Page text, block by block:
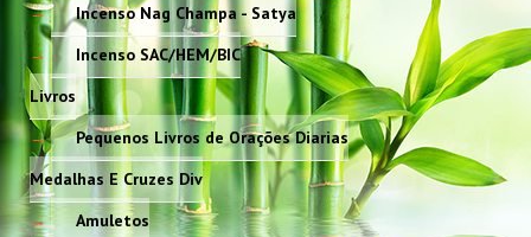
Incenso Nag Champa - Satya
Incenso SAC/HEM/BIC
Livros
Pequenos Livros de Orações Diarias
Medalhas E Cruzes Div
Amuletos